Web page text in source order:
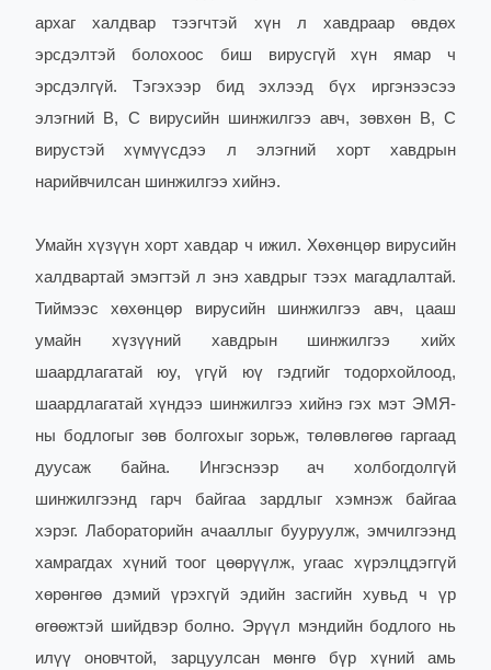
архаг халдвар тээгчтэй хүн л хавдраар өвдөх
эрсдэлтэй болохоос биш вирусгүй хүн ямар ч
эрсдэлгүй. Тэгэхээр бид эхлээд бүх иргэнээсээ
элэгний В, С вирусийн шинжилгээ авч, зөвхөн В, С
вирустэй хүмүүсдээ л элэгний хорт хавдрын
нарийвчилсан шинжилгээ хийнэ.
Умайн хүзүүн хорт хавдар ч ижил. Хөхөнцөр вирусийн
халдвартай эмэгтэй л энэ хавдрыг тээх магадлалтай.
Тиймээс хөхөнцөр вирусийн шинжилгээ авч, цааш
умайн хүзүүний хавдрын шинжилгээ хийх
шаардлагатай юу, үгүй юү гэдгийг тодорхойлоод,
шаардлагатай хүндээ шинжилгээ хийнэ гэх мэт ЭМЯ-
ны бодлогыг зөв болгохыг зорьж, төлөвлөгөө гаргаад
дуусаж байна. Ингэснээр ач холбогдолгүй
шинжилгээнд гарч байгаа зардлыг хэмнэж байгаа
хэрэг. Лабораторийн ачааллыг бууруулж, эмчилгээнд
хамрагдах хүний тоог цөөрүүлж, угаас хүрэлцдэггүй
хөрөнгөө дэмий үрэхгүй эдийн засгийн хувьд ч үр
өгөөжтэй шийдвэр болно. Эрүүл мэндийн бодлого нь
илүү оновчтой, зарцуулсан мөнгө бүр хүний амь